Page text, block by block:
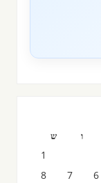
ו ש
1
6
7
8